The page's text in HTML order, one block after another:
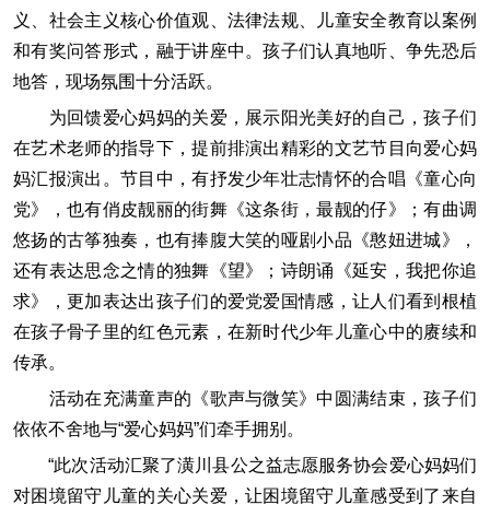
义、社会主义核心价值观、法律法规、儿童安全教育以案例
和有奖问答形式，融于讲座中。孩子们认真地听、争先恐后
地答，现场氛围十分活跃。
为回馈爱心妈妈的关爱，展示阳光美好的自己，孩子们
在艺术老师的指导下，提前排演出精彩的文艺节目向爱心妈
妈汇报演出。节目中，有抒发少年壮志情怀的合唱《童心向
党》，也有俏皮靓丽的街舞《这条街，最靓的仔》；有曲调
悠扬的古筝独奏，也有捧腹大笑的哑剧小品《憨妞进城》，
还有表达思念之情的独舞《望》；诗朗诵《延安，我把你追
求》，更加表达出孩子们的爱党爱国情感，让人们看到根植
在孩子骨子里的红色元素，在新时代少年儿童心中的赓续和
传承。
活动在充满童声的《歌声与微笑》中圆满结束，孩子们
依依不舍地与“爱心妈妈”们牵手拥别。
“此次活动汇聚了潢川县公之益志愿服务协会爱心妈妈们
对困境留守儿童的关心关爱，让困境留守儿童感受到了来自